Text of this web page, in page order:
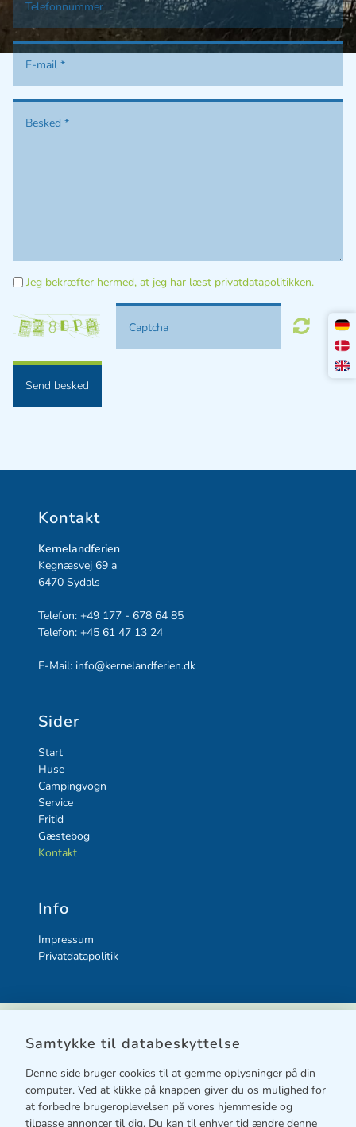
Jeg bekræfter hermed, at jeg har læst privatdatapolitikken.
Send besked
Kontakt
Kernelandferien
Kegnæsvej 69 a
6470 Sydals
Telefon: +49 177 - 678 64 85
Telefon: +45 61 47 13 24
E-Mail: info@kernelandferien.dk
Sider
Start
Huse
Campingvogn
Service
Fritid
Gæstebog
Kontakt
Info
Impressum
Privatdatapolitik
Samtykke til databeskyttelse
Denne side bruger cookies til at gemme oplysninger på din
computer. Ved at klikke på knappen giver du os mulighed for
at forbedre brugeroplevelsen på vores hjemmeside og
tilpasse annoncer til dig. Du kan til enhver tid ændre denne